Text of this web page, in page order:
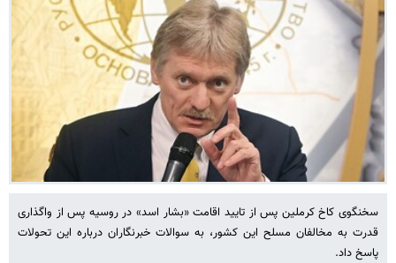
سخنگوی کاخ کرملین پس از تایید اقامت «بشار اسد» در روسیه پس از واگذاری
قدرت به مخالفان مسلح این کشور، به سوالات خبرنگاران درباره این تحولات
پاسخ داد.